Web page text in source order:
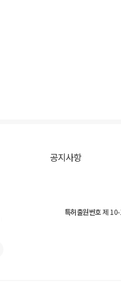
공지사항
특허출원번호제